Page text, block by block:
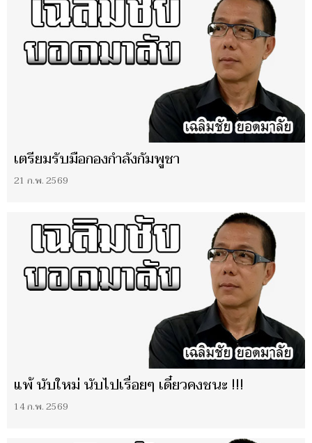
เตรียมรับมือกองกำลังกัมพูชา
21 ก.พ. 2569
แพ้ นับใหม่ นับไปเรื่อยๆ เดี๋ยวคงชนะ !!!
14 ก.พ. 2569